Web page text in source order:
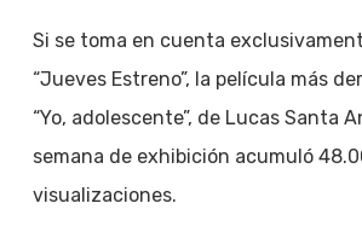
Si se toma en cuenta
“Jueves Estreno”, la película más
“Yo, adolescente”, de Lucas Santa
semana de exhibición acumuló
visualizaciones.